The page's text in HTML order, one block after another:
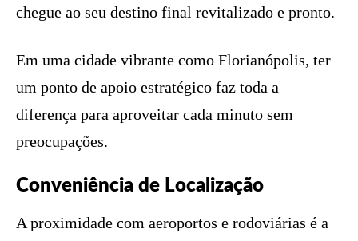
chegue ao seu destino final revitalizado e pronto.
Em uma cidade vibrante como Florianópolis, ter
um ponto de apoio estratégico faz toda a
diferença para aproveitar cada minuto sem
preocupações.
Conveniência de Localização
A proximidade com aeroportos e rodoviárias é a